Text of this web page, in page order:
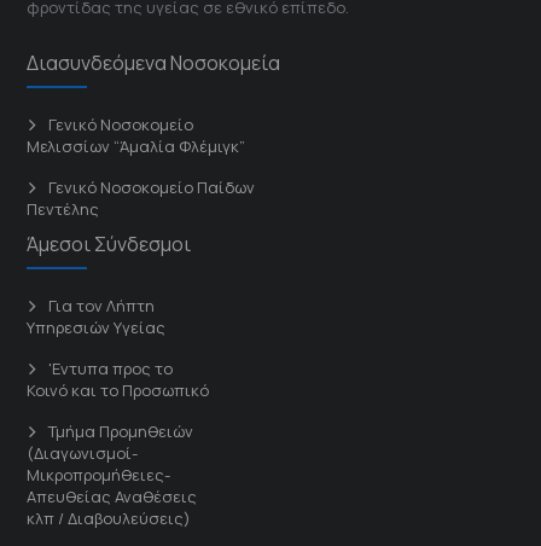
φροντίδας της υγείας σε εθνικό επίπεδο.
Διασυνδεόμενα Νοσοκομεία
Γενικό Νοσοκομείο
Μελισσίων “Άμαλία Φλέμιγκ”
Γενικό Νοσοκομείο Παίδων
Πεντέλης
Άμεσοι Σύνδεσμοι
Για τον Λήπτη
Υπηρεσιών Υγείας
'Εντυπα προς το
Κοινό και το Προσωπικό
Τμήμα Προμηθειών
(Διαγωνισμοί-
Μικροπρομήθειες-
Απευθείας Αναθέσεις
κλπ / Διαβουλεύσεις)